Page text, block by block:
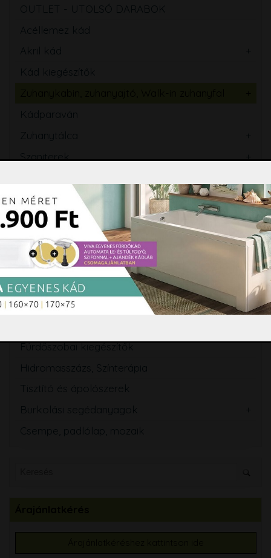
OUTLET - UTOLSÓ DARABOK
Acéllemez kád
Akril kád
Kád kiegészítők
Kádparaván
Zuhanytálca
Szaniterek
Csaptelep
Zuhanyszett, zuhanyrendszer
Zuhanypanel, masszázspanel
Fürdőszobabútor, tükör
Mosogató
Törölközőszárító radiátor
Fürdőszobai kiegészítők
Hidromasszázs, Színterápia
Tisztító és ápolószerek
Burkolási segédanyagok
Csempe, padlólap, mozaik